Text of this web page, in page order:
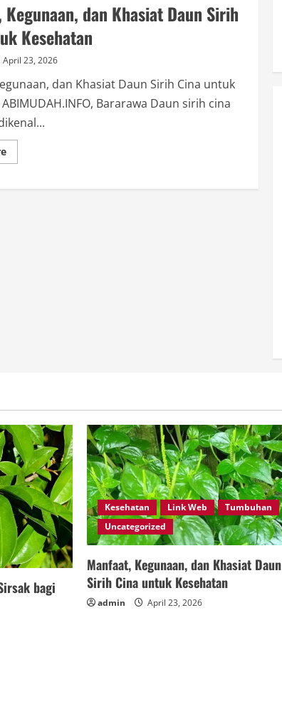
Sirsak
bagi
Kesehatan
Kegunaan, dan Khasiat Daun Sirih
Kesehatan
April 23, 2026
dan Khasiat Daun Sirih Cina untuk
Bararawa Daun sirih cina
Read
more
Kegunaan,
bagi
Kesehatan Link Web
Tumbuhan
Uncategorized
Manfaat, Kegunaan, dan Khasiat Daun
Sirih Cina untuk Kesehatan
admin April 23, 2026